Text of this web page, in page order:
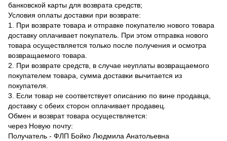
банковской карты для возврата средств;
Условия оплаты доставки при возврате:
1. При возврате товара и отправке покупателю нового товара
доставку оплачивает покупатель. При этом отправка нового
товара осуществляется только после получения и осмотра
возвращаемого товара.
2. При возврате средств, в случае неуплаты возвращаемого
покупателем товара, сумма доставки вычитается из
покупателя.
3. Если товар не соответствует описанию по вине продавца,
доставку с обеих сторон оплачивает продавец.
Обмен и возврат товара осуществляется:
через Новую почту:
Получатель - ФЛП Бойко Людмила Анатольевна